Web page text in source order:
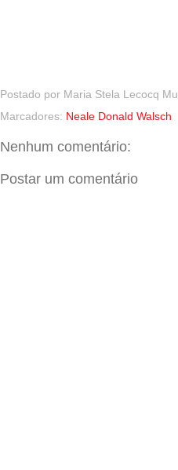
Postado por Maria Stela Lecocq
Marcadores: Neale Donald Walsch
Nenhum comentário:
Postar um comentário